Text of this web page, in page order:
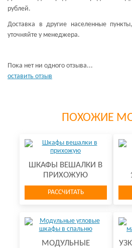
рублей.
Доставка в другие населенные
уточняйте у менеджера.
Пока нет ни одного отзыва...
оставить отзыв
ПОХОЖИЕ
ШКАФЫ ВЕШАЛКИ В
ПРИХОЖУЮ
РАССЧИТАТЬ
МОДУЛЬНЫЕ